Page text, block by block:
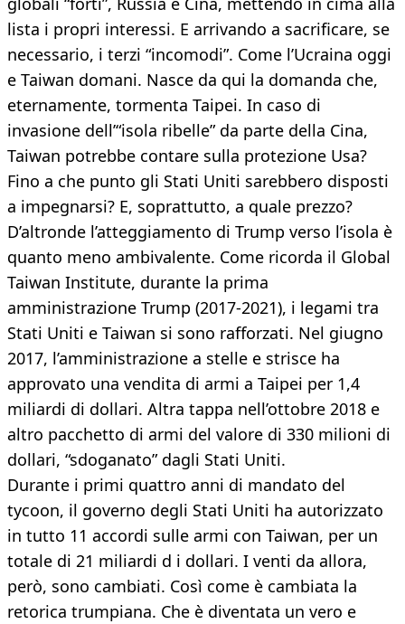
lista i propri interessi. E arrivando a sacrificare, se
necessario, i terzi “incomodi”. Come l’Ucraina oggi
e Taiwan domani. Nasce da qui la domanda che,
eternamente, tormenta Taipei. In caso di
invasione dell’“isola ribelle” da parte della Cina,
Taiwan potrebbe contare sulla protezione Usa?
Fino a che punto gli Stati Uniti sarebbero disposti
a impegnarsi? E, soprattutto, a quale prezzo?
D’altronde l’atteggiamento di Trump verso l’isola è
quanto meno ambivalente. Come ricorda il Global
Taiwan Institute, durante la prima
amministrazione Trump (2017-2021), i legami tra
Stati Uniti e Taiwan si sono rafforzati. Nel giugno
2017, l’amministrazione a stelle e strisce ha
approvato una vendita di armi a Taipei per 1,4
miliardi di dollari. Altra tappa nell’ottobre 2018 e
altro pacchetto di armi del valore di 330 milioni di
dollari, “sdoganato” dagli Stati Uniti.
Durante i primi quattro anni di mandato del
tycoon, il governo degli Stati Uniti ha autorizzato
in tutto 11 accordi sulle armi con Taiwan, per un
totale di 21 miliardi d i dollari. I venti da allora,
però, sono cambiati. Così come è cambiata la
retorica trumpiana. Che è diventata un vero e